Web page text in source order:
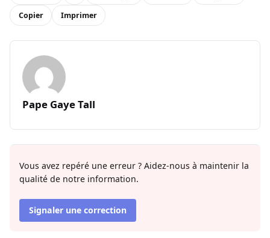
Copier Imprimer
Pape Gaye Tall
Vous avez repéré une erreur ? Aidez-nous à maintenir la
qualité de notre information.
Signaler une correction